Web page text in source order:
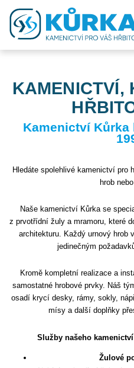
KAMENICTVÍ,
Kamenictví Kůrka
Hledáte spolehlivé kamenictví pro
hrob
Naše kamenictví Kůrka se
z prvotřídní žuly a mramoru, které
architekturu. Každý urnový hrob
jedinečným
Kromě kompletní realizace a
samostatné hrobové prvky. Náš
osadí krycí desky, rámy, sokly,
mísy a další doplňky
Služby našeho
Žulové